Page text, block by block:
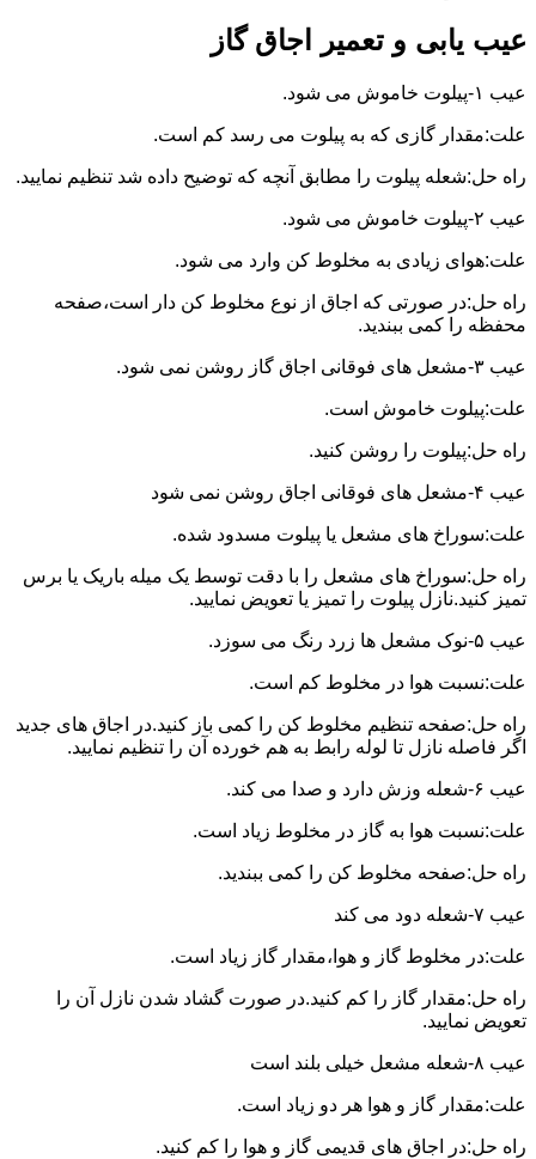
عیب یابی و تعمیر اجاق گاز
عیب ۱-پیلوت خاموش می شود.
علت:مقدار گازی که به پیلوت می رسد کم است.
راه حل:شعله پیلوت را مطابق آنچه که توضیح داده شد تنظیم نمایید.
عیب ۲-پیلوت خاموش می شود.
علت:هوای زیادی به مخلوط کن وارد می شود.
راه حل:در صورتی که اجاق از نوع مخلوط کن دار است،صفحه
محفظه را کمی ببندید.
عیب ۳-مشعل های فوقانی اجاق گاز روشن نمی شود.
علت:پیلوت خاموش است.
راه حل:پیلوت را روشن کنید.
عیب ۴-مشعل های فوقانی اجاق روشن نمی شود
علت:سوراخ های مشعل یا پیلوت مسدود شده.
راه حل:سوراخ های مشعل را با دقت توسط یک میله باریک یا برس
تمیز کنید.نازل پیلوت را تمیز یا تعویض نمایید.
عیب ۵-نوک مشعل ها زرد رنگ می سوزد.
علت:نسبت هوا در مخلوط کم است.
راه حل:صفحه تنظیم مخلوط کن را کمی باز کنید.در اجاق های جدید
اگر فاصله نازل تا لوله رابط به هم خورده آن را تنظیم نمایید.
عیب ۶-شعله وزش دارد و صدا می کند.
علت:نسبت هوا به گاز در مخلوط زیاد است.
راه حل:صفحه مخلوط کن را کمی ببندید.
عیب ۷-شعله دود می کند
علت:در مخلوط گاز و هوا،مقدار گاز زیاد است.
راه حل:مقدار گاز را کم کنید.در صورت گشاد شدن نازل آن را
تعویض نمایید.
عیب ۸-شعله مشعل خیلی بلند است
علت:مقدار گاز و هوا هر دو زیاد است.
راه حل:در اجاق های قدیمی گاز و هوا را کم کنید.